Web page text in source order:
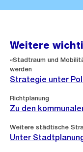
Weitere
«Stadtraum und
werden
Strategie unter
Richtplanung
Zu den
Weitere städtische
Unter